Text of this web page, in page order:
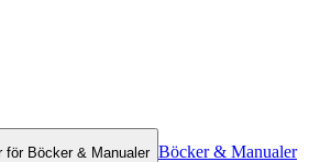
för Böcker & Manualer Böcker & Manualer